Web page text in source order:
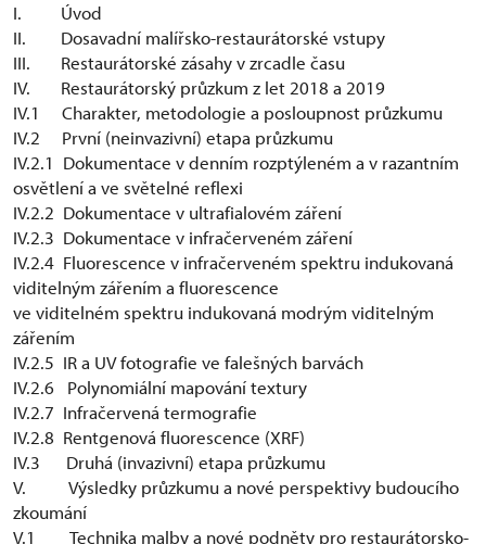
I. Úvod
II. Dosavadní malířsko-restaurátorské vstupy
III. Restaurátorské zásahy v zrcadle času
IV. Restaurátorský průzkum z let 2018 a 2019
IV.1 Charakter, metodologie a posloupnost průzkumu
IV.2 První (neinvazivní) etapa průzkumu
IV.2.1 Dokumentace v denním rozptýleném a v razantním
osvětlení a ve světelné reflexi
IV.2.2 Dokumentace v ultrafialovém záření
IV.2.3 Dokumentace v infračerveném záření
IV.2.4 Fluorescence v infračerveném spektru indukovaná
viditelným zářením a fluorescence
ve viditelném spektru indukovaná modrým viditelným
zářením
IV.2.5 IR a UV fotografie ve falešných barvách
IV.2.6 Polynomiální mapování textury
IV.2.7 Infračervená termografie
IV.2.8 Rentgenová fluorescence (XRF)
IV.3 Druhá (invazivní) etapa průzkumu
V. Výsledky průzkumu a nové perspektivy budoucího
zkoumání
V.1 Technika malby a nové podněty pro restaurátorsko-